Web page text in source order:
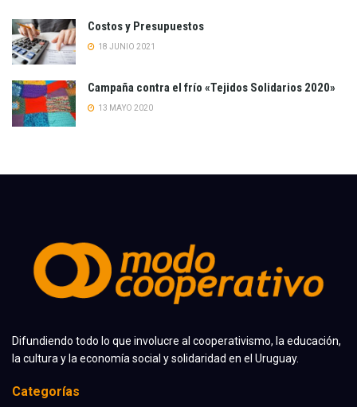
Costos y Presupuestos
18 JUNIO 2021
Campaña contra el frío «Tejidos Solidarios 2020»
13 MAYO 2020
Difundiendo todo lo que involucre al cooperativismo, la educación,
la cultura y la economía social y solidaridad en el Uruguay.
Categorías